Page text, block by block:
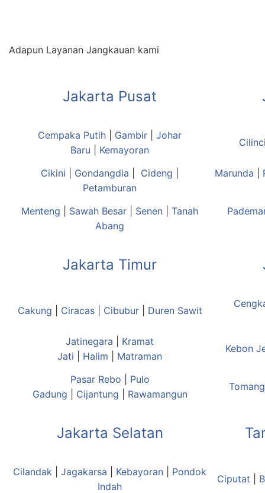
Adapun Layanan Jangkauan kami
Jakarta Pusat
Cempaka Putih Gambir
Johar
Baru
Kemayoran
Cikini Gondangdia Cideng
Petamburan
Marunda
Menteng Sawah Besar Senen
Tanah
Abang
Jakarta Timur
Cakung Ciracas| Cibubur| Duren Sawit
Jatinegara
Kramat
Jati
Halim Matraman
Kebon
Pasar Rebo
Pulo
Gadung
Cijantung Rawamangun
Tomang
Jakarta Selatan
Cilandak Jagakarsa Kebayoran
Pondok
Indah
Ciputat